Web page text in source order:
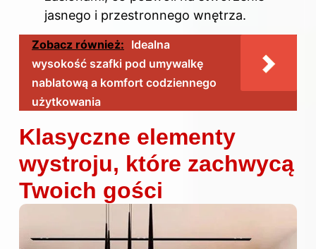
jasnego i przestronnego wnętrza.
Zobacz również: Idealna
wysokość szafki pod umywalkę
nablatową a komfort codziennego
użytkowania
Klasyczne elementy
wystroju, które zachwycą
Twoich gości